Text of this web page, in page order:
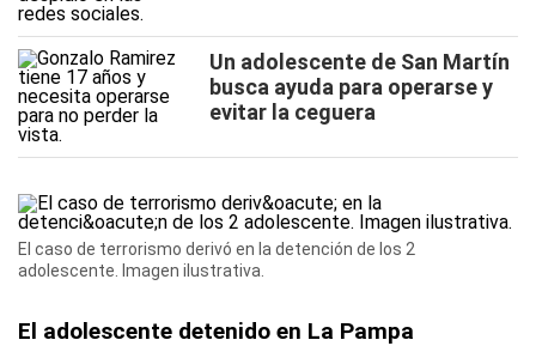
Un adolescente de San Martín
busca ayuda para operarse y
evitar la ceguera
El caso de terrorismo derivó en la detención de los 2
adolescente. Imagen ilustrativa.
El adolescente detenido en La Pampa